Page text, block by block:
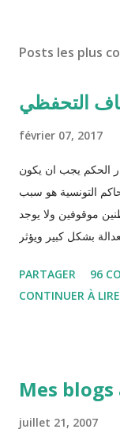
Posts les plus
التحفظي
février 07, 2017
الحكم يجب ان يكون
التونسية هو سبب
مواطنين موقوفين ولا يوجد
بشكل كبير ويؤثر
اجتماعية واقتصادية
يحس بالظلم و القهر
regard des Lignes
PARTAGER
96
CONTINUER À
Mes blogs
juillet 21, 2007